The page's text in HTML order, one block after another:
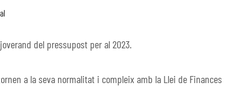
del pressupost per al 2023.
a la seva normalitat i compleix amb la Llei de Finances